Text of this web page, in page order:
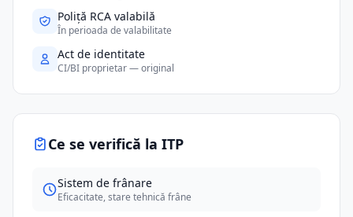
Poliță RCA valabilă
În perioada de valabilitate
Act de identitate
CI/BI proprietar — original
Ce se verifică la ITP
Sistem de frânare
Eficacitate, stare tehnică frâne